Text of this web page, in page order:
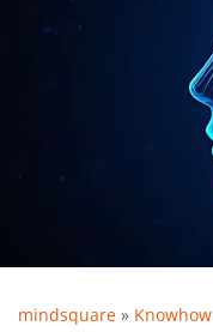
mindsquare » Knowhow